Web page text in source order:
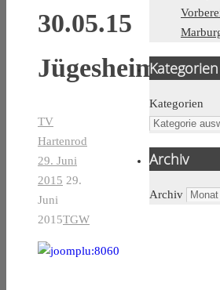
30.05.15
Jügesheim
TV
Hartenrod
29. Juni
2015 29.
Juni
2015TGW
Kategorien
Kategorien
Archiv
Archiv